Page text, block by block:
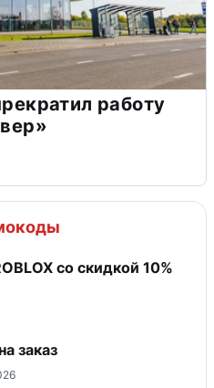
работу
со скидкой 10%
заказ